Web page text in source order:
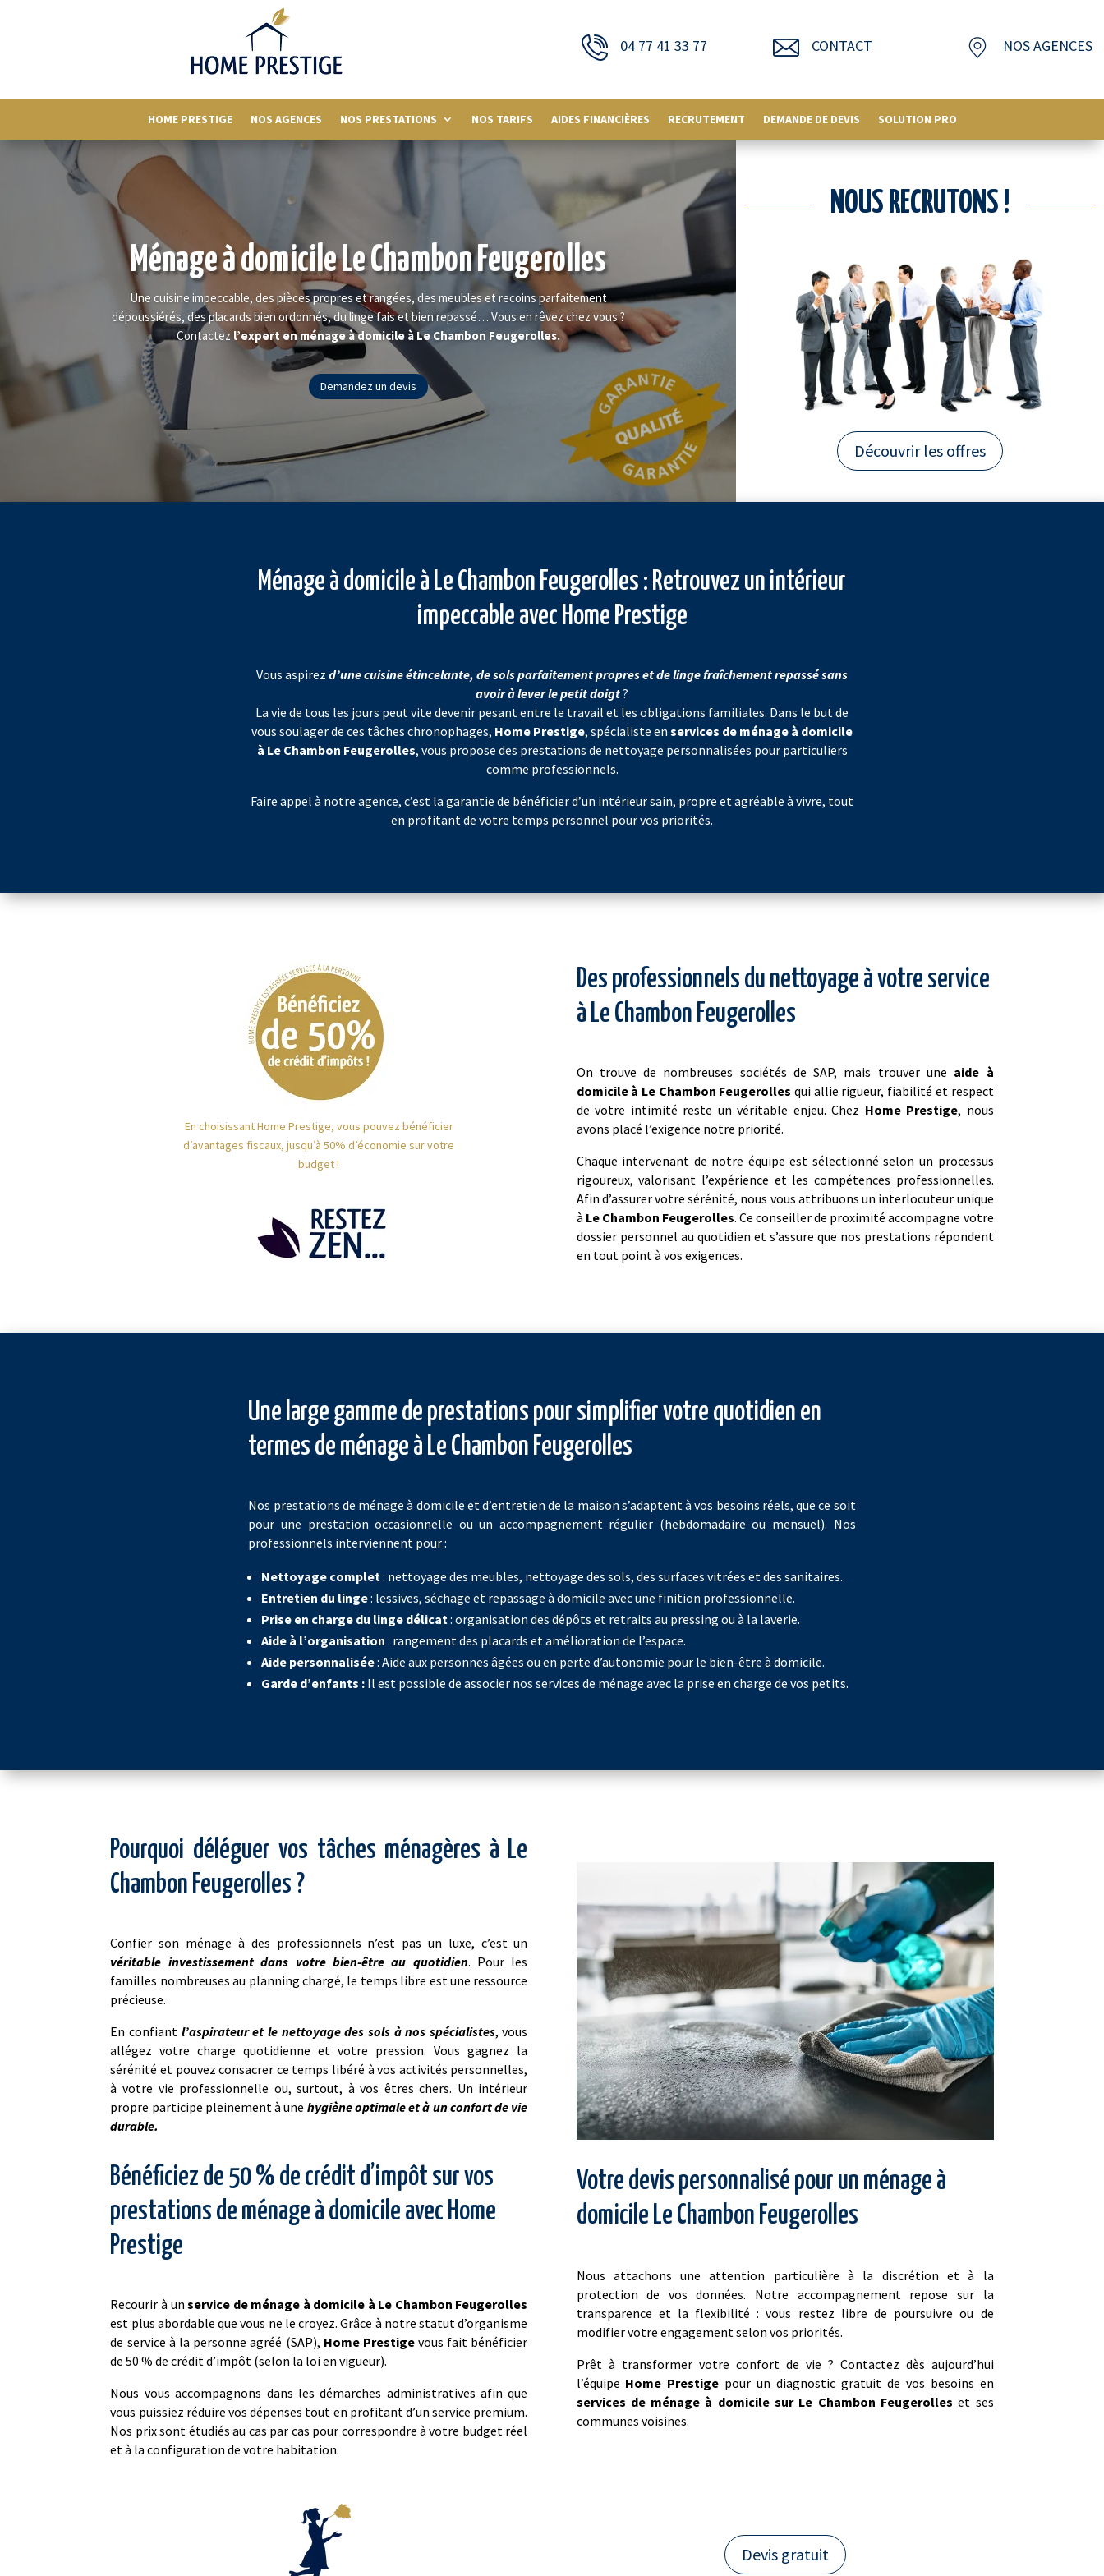
04 77 41 33 77 CONTACT NOS AGENCES
HOME PRESTIGE NOS AGENCES NOS PRESTATIONS NOS TARIFS AIDES FINANCIÈRES RECRUTEMENT DEMANDE DE DEVIS SOLUTION PRO
Ménage à domicile Le Chambon Feugerolles
Une cuisine impeccable, des pièces propres et rangées, des meubles et recoins parfaitement
dépoussiérés, des placards bien ordonnés, du linge fais et bien repassé… Vous en rêvez chez vous ?
Contactezl’expert en ménage à domicile à Le Chambon Feugerolles.
Demandez un devis
NOUS RECRUTONS !
Découvrir les offres
Ménage à domicile à Le Chambon Feugerolles : Retrouvez un intérieur
impeccable avec Home Prestige
Vous aspirez d’une cuisine étincelante, de sols parfaitement propres et de linge fraîchement repassé sans
avoir à lever le petit doigt?
La vie de tous les jours peut vite devenir pesant entre le travail et les obligations familiales. Dans le but de
vous soulager de ces tâches chronophages, Home Prestige, spécialiste en services de ménage à domicile
à Le Chambon Feugerolles, vous propose des prestations de nettoyage personnalisées pour particuliers
comme professionnels.
Faire appel à notre agence, c’est la garantie de bénéficier d’un intérieur sain, propre et agréable à vivre, tout
en profitant de votre temps personnel pour vos priorités.
En choisissant Home Prestige, vous pouvez bénéficier
d’avantages fiscaux, jusqu’à 50% d’économie sur votre
budget !
Des professionnels du nettoyage à votre service
à Le Chambon Feugerolles
On trouve de nombreuses sociétés de SAP, mais trouver une aide à
domicile à Le Chambon Feugerolles qui allie rigueur, fiabilité et respect
de votre intimité reste un véritable enjeu. Chez Home Prestige, nous
avons placé l’exigence notre priorité.
Chaque intervenant de notre équipe est sélectionné selon un processus
rigoureux, valorisant l’expérience et les compétences professionnelles.
Afin d’assurer votre sérénité, nous vous attribuons un interlocuteur unique
à Le Chambon Feugerolles. Ce conseiller de proximité accompagne votre
dossier personnel au quotidien et s’assure que nos prestations répondent
en tout point à vos exigences.
Une large gamme de prestations pour simplifier votre quotidien en
termes de ménage à Le Chambon Feugerolles
Nos prestations de ménage à domicile et d’entretien de la maison s’adaptent à vos besoins réels, que ce soit
pour une prestation occasionnelle ou un accompagnement régulier (hebdomadaire ou mensuel). Nos
professionnels interviennent pour :
Nettoyage complet: nettoyage des meubles, nettoyage des sols, des surfaces vitrées et des sanitaires.
Entretien du linge: lessives, séchage et repassage à domicile avec une finition professionnelle.
Prise en charge du linge délicat: organisation des dépôts et retraits au pressing ou à la laverie.
Aide à l’organisation : rangement des placards et amélioration de l’espace.
Aide personnalisée: Aide aux personnes âgées ou en perte d’autonomie pour le bien-être à domicile.
Garde d’enfants : Il est possible de associer nos services de ménage avec la prise en charge de vos petits.
Pourquoi déléguer vos tâches ménagères à Le
Chambon Feugerolles ?
Confier son ménage à des professionnels n’est pas un luxe, c’est un
véritable investissement dans votre bien-être au quotidien. Pour les
familles nombreuses au planning chargé, le temps libre est une ressource
précieuse.
En confiant l’aspirateur et le nettoyage des sols à nos spécialistes, vous
allégez votre charge quotidienne et votre pression. Vous gagnez la
sérénité et pouvez consacrer ce temps libéré à vos activités personnelles,
à votre vie professionnelle ou, surtout, à vos êtres chers. Un intérieur
propre participe pleinement à une hygiène optimale et à un confort de vie
durable.
Bénéficiez de 50 % de crédit d’impôt sur vos
prestations de ménage à domicile avec Home
Prestige
Recourir à unservice de ménage à domicile à Le Chambon Feugerolles
est plus abordable que vous ne le croyez. Grâce à notre statut d’organisme
de service à la personne agréé (SAP), Home Prestigevous fait bénéficier
de 50 % de crédit d’impôt (selon la loi en vigueur).
Nous vous accompagnons dans les démarches administratives afin que
vous puissiez réduire vos dépenses tout en profitant d’un service premium.
Nos prix sont étudiés au cas par cas pour correspondre à votre budget réel
et à la configuration de votre habitation.
Votre devis personnalisé pour un ménage à
domicile Le Chambon Feugerolles
Nous attachons une attention particulière à la discrétion et à la
protection de vos données. Notre accompagnement repose sur la
transparence et la flexibilité : vous restez libre de poursuivre ou de
modifier votre engagement selon vos priorités.
Prêt à transformer votre confort de vie ? Contactez dès aujourd’hui
l’équipe Home Prestige pour un diagnostic gratuit de vos besoins en
services de ménage à domicile sur Le Chambon Feugerolles et ses
communes voisines.
Devis gratuit